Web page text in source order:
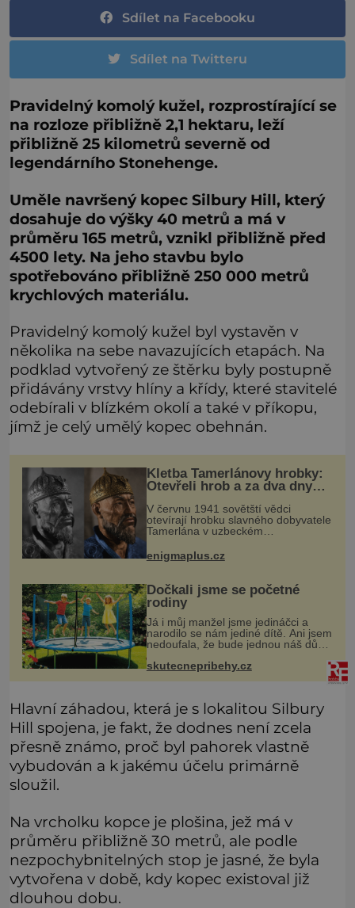
Sdílet na Facebooku
Sdílet na Twitteru
Pravidelný komolý kužel, rozprostírající se
na rozloze přibližně 2,1 hektaru, leží
přibližně 25 kilometrů severně od
legendárního Stonehenge.
Uměle navršený kopec Silbury Hill, který
dosahuje do výšky 40 metrů a má v
průměru 165 metrů, vznikl přibližně před
4500 lety. Na jeho stavbu bylo
spotřebováno přibližně 250 000 metrů
krychlových materiálu.
Pravidelný komolý kužel byl vystavěn v
několika na sebe navazujících etapách. Na
podklad vytvořený ze štěrku byly postupně
přidávány vrstvy hlíny a křídy, které stavitelé
odebírali v blízkém okolí a také v příkopu,
jímž je celý umělý kopec obehnán.
Kletba Tamerlánovy hrobky:
Otevřeli hrob a za dva dny
Náhoda, nebo varování?
V červnu 1941 sovětští vědci
otevírají hrobku slavného dobyvatele
Tamerlána v uzbeckém
nacistické Německo zahajuje operaci
Barbarossa a napadá Sovětský svaz.
enigmaplus.cz
Dočkali jsme se početné
rodiny
Já i můj manžel jsme jedináčci a
narodilo se nám jediné dítě. Ani jsem
nedou­fala, že bude jednou náš dům
a zahrada znít dětským smíchem. Až
do důchodu jsme si mysleli, že je
skutecnepribehy.cz
Hlavní záhadou, která je s lokalitou Silbury
Hill spojena, je fakt, že dodnes není zcela
přesně známo, proč byl pahorek vlastně
vybudován a k jakému účelu primárně
sloužil.
Na vrcholku kopce je plošina, jež má v
průměru přibližně 30 metrů, ale podle
nezpochybnitelných stop je jasné, že byla
vytvořena v době, kdy kopec existoval již
dlouhou dobu.